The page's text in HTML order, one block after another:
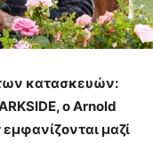
κατασκευών:
, οArnold
εμφανίζονται μαζί